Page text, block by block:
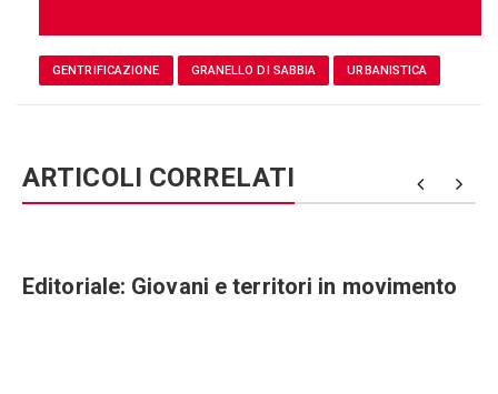
GENTRIFICAZIONE GRANELLO DI SABBIA URBANISTICA
ARTICOLI CORRELATI
Editoriale: Giovani e territori in movimento